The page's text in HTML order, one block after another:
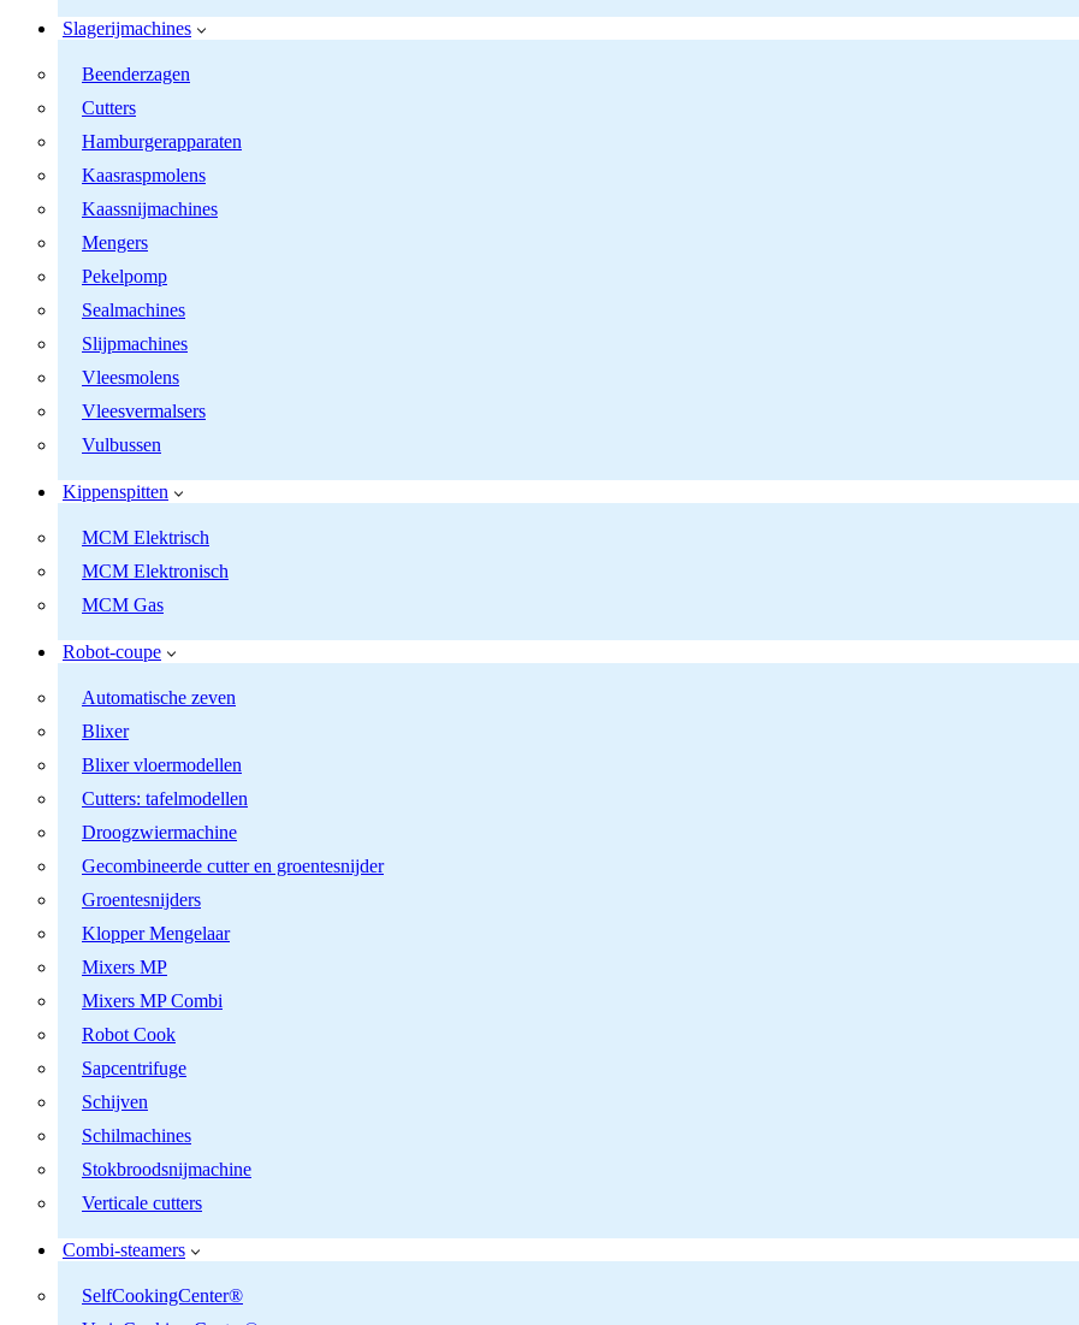
Slagerijmachines
Beenderzagen
Cutters
Hamburgerapparaten
Kaasraspmolens
Kaassnijmachines
Mengers
Pekelpomp
Sealmachines
Slijpmachines
Vleesmolens
Vleesvermalsers
Vulbussen
Kippenspitten
MCM Elektrisch
MCM Elektronisch
MCM Gas
Robot-coupe
Automatische zeven
Blixer
Blixer vloermodellen
Cutters: tafelmodellen
Droogzwiermachine
Gecombineerde cutter en groentesnijder
Groentesnijders
Klopper Mengelaar
Mixers MP
Mixers MP Combi
Robot Cook
Sapcentrifuge
Schijven
Schilmachines
Stokbroodsnijmachine
Verticale cutters
Combi-steamers
SelfCookingCenter®